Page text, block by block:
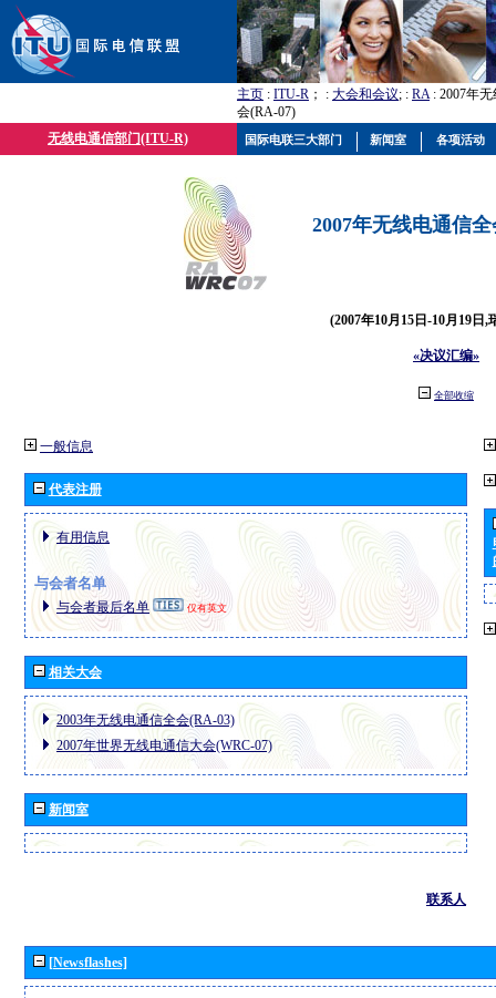
主页 : ITU-R ； : 大会和会议; : RA: 2007年
会(RA-07)
无线电通信部门(ITU-R)
2007年无线电通信
(2007年10月15日-10月19日,
«决议汇编»
全部收缩
一般信息
代表注册
有用信息
与会者名单
与会者最后名单 仅有英文
相关大会
2003年无线电通信全会(RA-03)
2007年世界无线电通信大会(WRC-07)
新闻室
联系人
[Newsflashes]
国际电联三大部门 新闻室 各项活动